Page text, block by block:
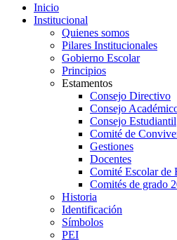
Inicio
Institucional
Quienes somos
Pilares Institucionales
Gobierno Escolar
Principios
Estamentos
Consejo Directivo
Consejo
Consejo Estudiantil
Comité de
Gestiones
Docentes
Comité Escolar de
Comités de grado
Historia
Identificación
Símbolos
PEI